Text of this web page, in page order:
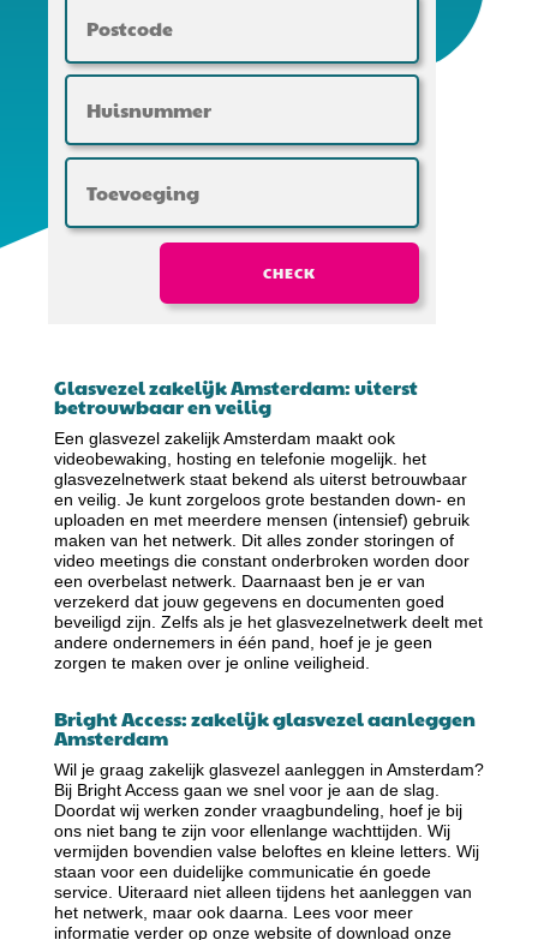
CHECK
Glasvezel zakelijk Amsterdam: uiterst
betrouwbaar en veilig
Een glasvezel zakelijk Amsterdam maakt ook
videobewaking, hosting en telefonie mogelijk. het
glasvezelnetwerk staat bekend als uiterst betrouwbaar
en veilig. Je kunt zorgeloos grote bestanden down- en
uploaden en met meerdere mensen (intensief) gebruik
maken van het netwerk. Dit alles zonder storingen of
video meetings die constant onderbroken worden door
een overbelast netwerk. Daarnaast ben je er van
verzekerd dat jouw gegevens en documenten goed
beveiligd zijn. Zelfs als je het glasvezelnetwerk deelt met
andere ondernemers in één pand, hoef je je geen
zorgen te maken over je online veiligheid.
Bright Access: zakelijk glasvezel aanleggen
Amsterdam
Wil je graag zakelijk glasvezel aanleggen in Amsterdam?
Bij Bright Access gaan we snel voor je aan de slag.
Doordat wij werken zonder vraagbundeling, hoef je bij
ons niet bang te zijn voor ellenlange wachttijden. Wij
vermijden bovendien valse beloftes en kleine letters. Wij
staan voor een duidelijke communicatie én goede
service. Uiteraard niet alleen tijdens het aanleggen van
het netwerk, maar ook daarna. Lees voor meer
informatie verder op onze website of download onze